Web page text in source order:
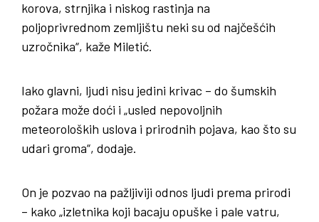
korova, strnjika i niskog rastinja na
poljoprivrednom zemljištu neki su od najčešćih
uzročnika“, kaže Miletić.
Iako glavni, ljudi nisu jedini krivac – do šumskih
požara može doći i „usled nepovoljnih
meteoroloških uslova i prirodnih pojava, kao što su
udari groma“, dodaje.
On je pozvao na pažljiviji odnos ljudi prema prirodi
– kako „izletnika koji bacaju opuške i pale vatru,